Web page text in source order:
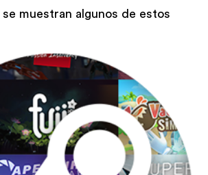
muestran algunos de estos